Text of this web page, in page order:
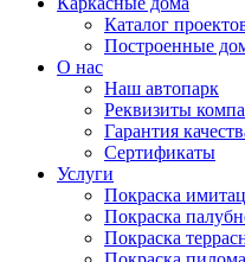
Каталог
Построенные
О нас
Наш автопарк
Реквизиты
Гарантия
Сертификаты
Услуги
Покраска
Покраска
Покраска